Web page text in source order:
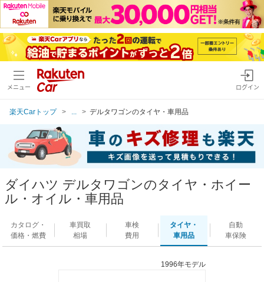
メニュー ログイン
楽天Carトップ デルタワゴンのタイヤ・車用品
ダイハツ デルタワゴンのタイヤ・ホイー
ル・オイル・車用品
カタログ・
価格・燃費
車買取
相場
車検
費用
タイヤ・
車用品
自動
車保険
1996年モデル